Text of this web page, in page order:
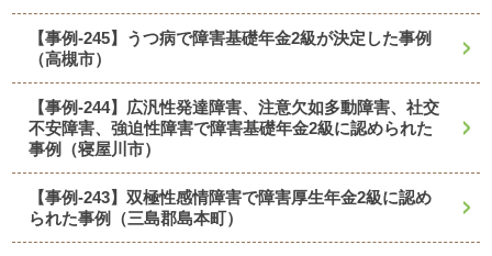
【事例-245】うつ病で障害基礎年金2級が決定した事例
（高槻市）
【事例-244】広汎性発達障害、注意欠如多動障害、社交
不安障害、強迫性障害で障害基礎年金2級に認められた
事例（寝屋川市）
【事例-243】双極性感情障害で障害厚生年金2級に認め
られた事例（三島郡島本町）